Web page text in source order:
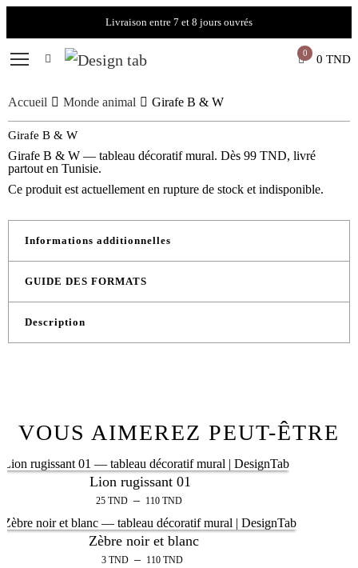
Livraison entre 7 et 8 jours ouvrés
0 0 TND
Accueil Monde animal Girafe B & W
Girafe B & W
Girafe B & W — tableau décoratif mural. Dès 99 TND, livré
partout en Tunisie.
Ce produit est actuellement en rupture de stock et indisponible.
Informations additionnelles
GUIDE DES FORMATS
Description
VOUS AIMEREZ PEUT-ÊTRE
Lion rugissant 01
25 TND – 110 TND
Zèbre noir et blanc
3 TND – 110 TND